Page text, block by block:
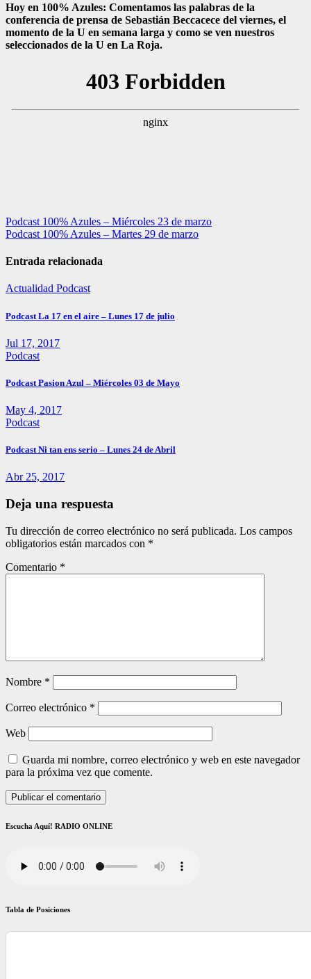
Hoy en 100% Azules: Comentamos las palabras de la
conferencia de prensa de Sebastián Beccacece del viernes, el
momento de la U en semana larga y como se ven nuestros
seleccionados de la U en La Roja.
Navegación
de
entradas
Podcast 100% Azules – Miércoles 23 de marzo
Podcast 100% Azules – Martes 29 de marzo
Entrada relacionada
Actualidad Podcast
Podcast La 17 en el aire – Lunes 17 de julio
Jul 17, 2017
Podcast
Podcast Pasion Azul – Miércoles 03 de Mayo
May 4, 2017
Podcast
Podcast Ni tan ens serio – Lunes 24 de Abril
Abr 25, 2017
Deja una respuesta
Tu dirección de correo electrónico no será publicada. Los campos
obligatorios están marcados con *
Comentario *
Nombre *
Correo electrónico *
Web
Guarda mi nombre, correo electrónico y web en este navegador
para la próxima vez que comente.
Escucha Aquí! RADIO ONLINE
Tabla de Posiciones